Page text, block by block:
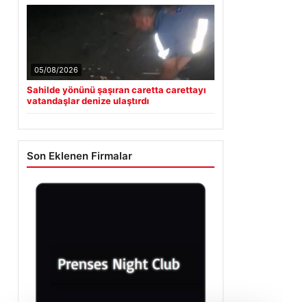
05/08/2026
Sahilde yönünü şaşıran caretta carettayı
vatandaşlar denize ulaştırdı
Son Eklenen Firmalar